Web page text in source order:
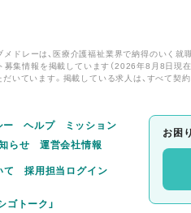
メドレーは、医療介護福祉業界で納得のいく就
集情報を掲載しています（2026年8月8日現
いています。掲載している求人は、すべて
ー ヘルプ
ミッション
らせ
運営会社情報
て 採用担当ログイン
ゴトーク」
お困